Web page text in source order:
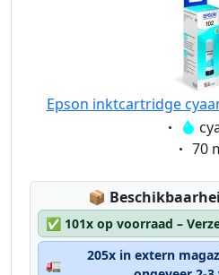
Epson inktcartridge
70
📦 Lagerstatus:
✅ 101x op voorraad –
🚛
205x in extern